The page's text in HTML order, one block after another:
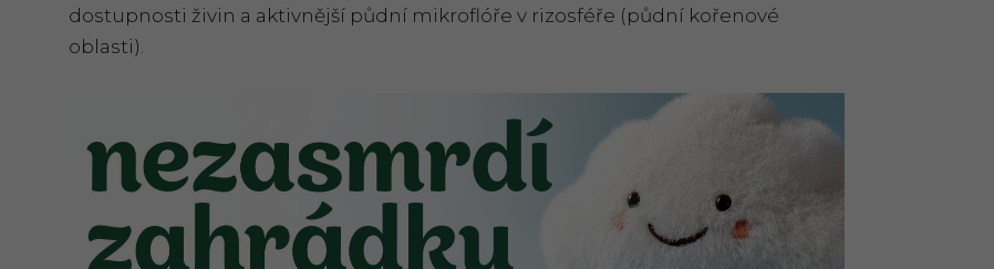
dostupnosti živin a aktivnější půdní mikroflóře v rizosféře (půdní kořenové
oblasti).